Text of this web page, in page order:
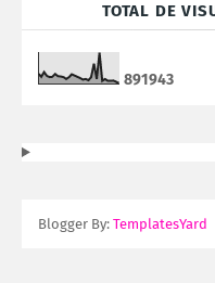
TOTAL DE
891943
Blogger By: TemplatesYard